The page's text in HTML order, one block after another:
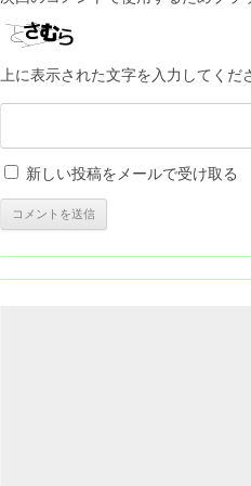
上に表示された文字を入力してくだ
新しい投稿をメールで受け取る